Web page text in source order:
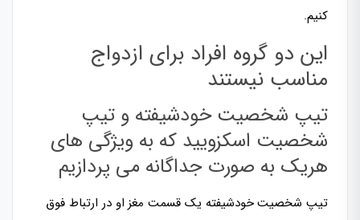
کنیم.
این دو گروه افراد برای ازدواج
مناسب نیستند
تیپ شخصیت خودشیفته و تیپ
شخصیت اسکزویید که به ویژگی های
هریک به صورت جداگانه می پردازیم
تیپ شخصیت خودشیفته یک قسمت مغز او در ارتباط فوق